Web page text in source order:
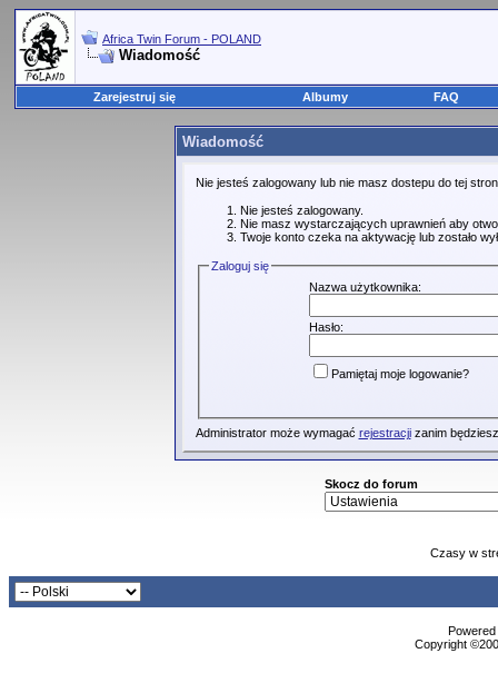
Africa Twin Forum - POLAND
Wiadomość
Zarejestruj się Albumy FAQ
Wiadomość
Nie jesteś zalogowany lub nie masz dostepu do tej
Nie jesteś zalogowany.
Nie masz wystarczających uprawnień aby
Twoje konto czeka na aktywację lub zostało
Zaloguj się
Nazwa użytkownika:
Hasło:
Pamiętaj moje logowanie?
Administrator może wymagać rejestracjizanim
Skocz do forum
Czasy w
Copyright